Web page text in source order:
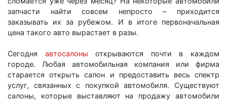
запчасти найти совсем непросто – приходится
заказывать их за рубежом. И в итоге первоначальная
цена такого авто вырастает в разы.
Сегодня автосалоны открываются почти в каждом
городе. Любая автомобильная компания или фирма
старается открыть салон и предоставить весь спектр
услуг, связанных с покупкой автомобиля. Существуют
салоны, которые выставляют на продажу автомобили